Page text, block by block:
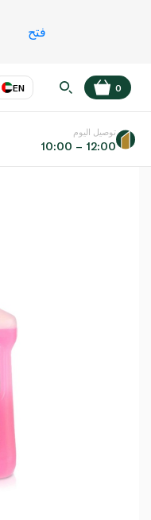
فتح
EN
عر
0
توصيل اليوم
10:00 – 12:00